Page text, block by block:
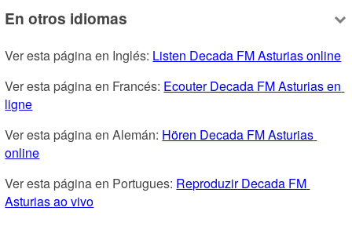
En otros idiomas
Ver esta página en Inglés: Listen Decada FM Asturias online
Ver esta página en Francés: Ecouter Decada FM Asturias en
ligne
Ver esta página en Alemán: Hören Decada FM Asturias
online
Ver esta página en Portugues: Reproduzir Decada FM
Asturias ao vivo